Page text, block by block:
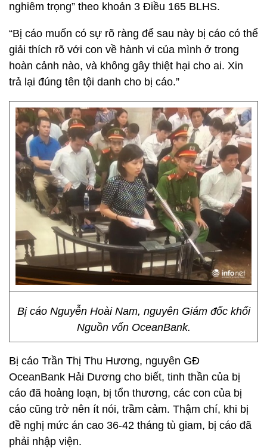
nghiêm trọng” theo khoản 3 Điều 165 BLHS.
“Bị cáo muốn có sự rõ ràng để sau này bị cáo có thể
giải thích rõ với con về hành vi của mình ở trong
hoàn cảnh nào, và không gây thiệt hại cho ai. Xin
trả lại đúng tên tội danh cho bị cáo.”
Bị cáo Nguyễn Hoài Nam, nguyên Giám đốc khối
Nguồn vốn OceanBank.
Bị cáo Trần Thị Thu Hương, nguyên GĐ
OceanBank Hải Dương cho biết, tinh thần của bị
cáo đã hoảng loạn, bị tổn thương, các con của bị
cáo cũng trở nên ít nói, trầm cảm. Thậm chí, khi bị
đề nghị mức án cao 36-42 tháng tù giam, bị cáo đã
phải nhập viện.